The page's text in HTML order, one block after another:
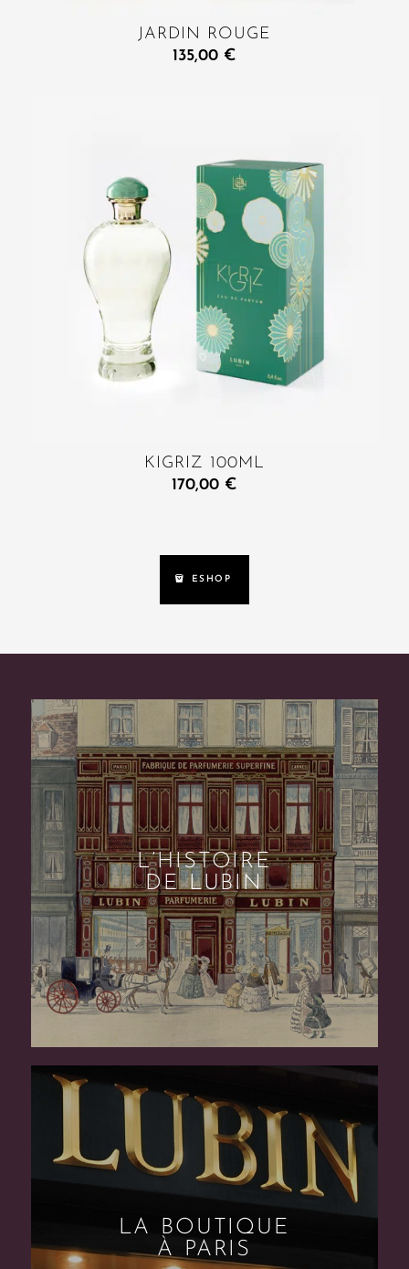
JARDIN ROUGE
135,00 €
KIGRIZ 100ML
170,00 €
ESHOP
L’HISTOIRE
DE LUBIN
LA BOUTIQUE
À PARIS